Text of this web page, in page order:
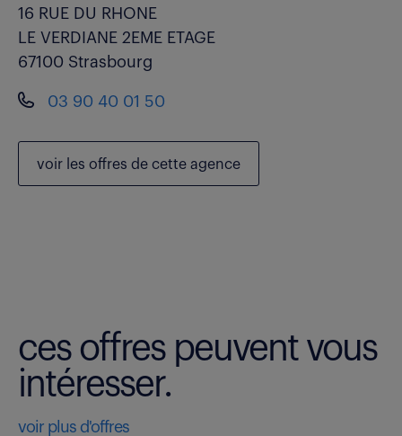
16 RUE DU RHONE
LE VERDIANE 2EME ETAGE
67100 Strasbourg
03 90 40 01 50
voir les offres de cette agence
ces offres peuvent vous
intéresser.
voir plus d'offres